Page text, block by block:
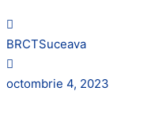
BRCTSuceava
octombrie 4, 2023